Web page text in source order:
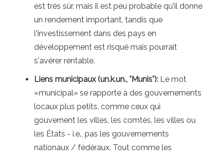
est très sûr, mais il est peu probable qu'il donne
un rendement important, tandis que
l'investissement dans des pays en
développement est risqué mais pourrait
s'avérer rentable.
Liens municipaux (un.k.un., "Munis"): Le mot
«municipal» se rapporte à des gouvernements
locaux plus petits, comme ceux qui
gouvernent les villes, les comtés, les villes ou
les États - i.e., pas les gouvernements
nationaux / fédéraux. Tout comme les